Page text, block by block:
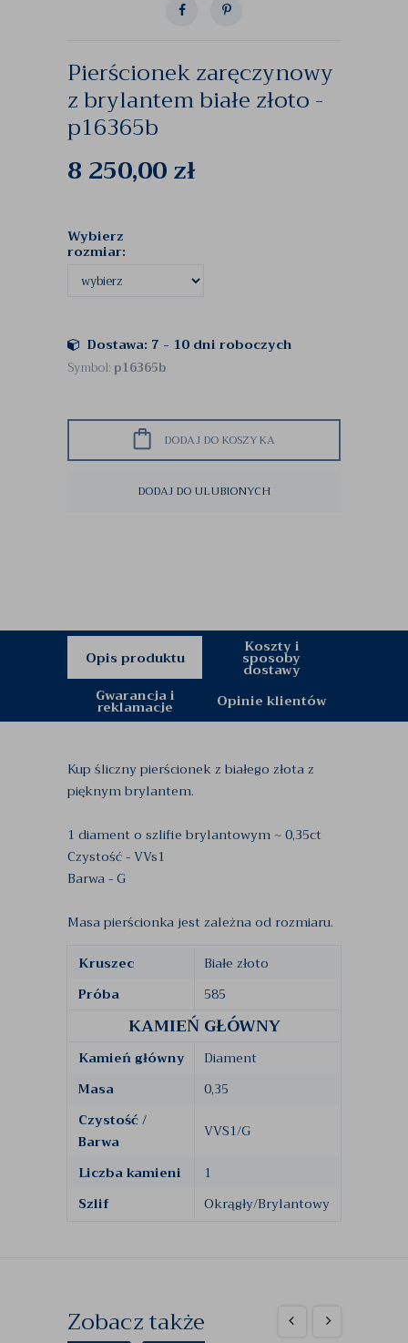
Pierścionek zaręczynowy
z brylantem białe złoto -
p16365b
8 250,00zł
Wybierz
rozmiar:
Dostawa: 7 - 10 dni roboczych
Symbol:p16365b
DODAJ DO KOSZYKA
DODAJ DO ULUBIONYCH
Opis produktu
Koszty i
sposoby
dostawy
Gwarancja i
reklamacje Opinie klientów
Kup śliczny pierścionek z białego złota z
pięknym brylantem.
1 diament o szlifie brylantowym ~ 0,35ct
Czystość - VVs1
Barwa - G
Masa pierścionka jest zależna od rozmiaru.
Kruszec
Białe złoto
Próba
585
KAMIEŃ GŁÓWNY
Kamień główny
Diament
Masa
0,35
Czystość /
Barwa
VVS1/G
Liczba kamieni
1
Szlif
Okrągły/Brylantowy
Zobacz także